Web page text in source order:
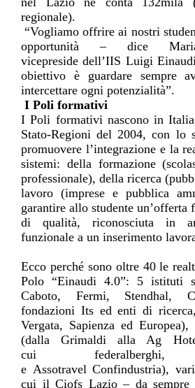
regionale).
“Vogliamo offrire ai nostri
opportunità – dice
vicepreside dell’IIS Luigi
obiettivo è guardare sempre
intercettare ogni potenzialità”.
I Poli formativi
I Poli formativi nascono in
Stato-Regioni del 2004, con lo
promuovere l’integrazione e la
sistemi: della formazione
professionale), della ricerca
lavoro (imprese e pubblica
garantire allo studente
di qualità, riconosciuta in
funzionale a un inserimento
Ecco perché sono oltre 40 le
Polo “Einaudi 4.0”: 5 istituti
Caboto, Fermi, Stendhal,
fondazioni Its ed enti di
Vergata, Sapienza ed
(dalla Grimaldi alla Ag
cui
federalberghi,
e Assotravel Confindustria),
cui il Ciofs Lazio – da